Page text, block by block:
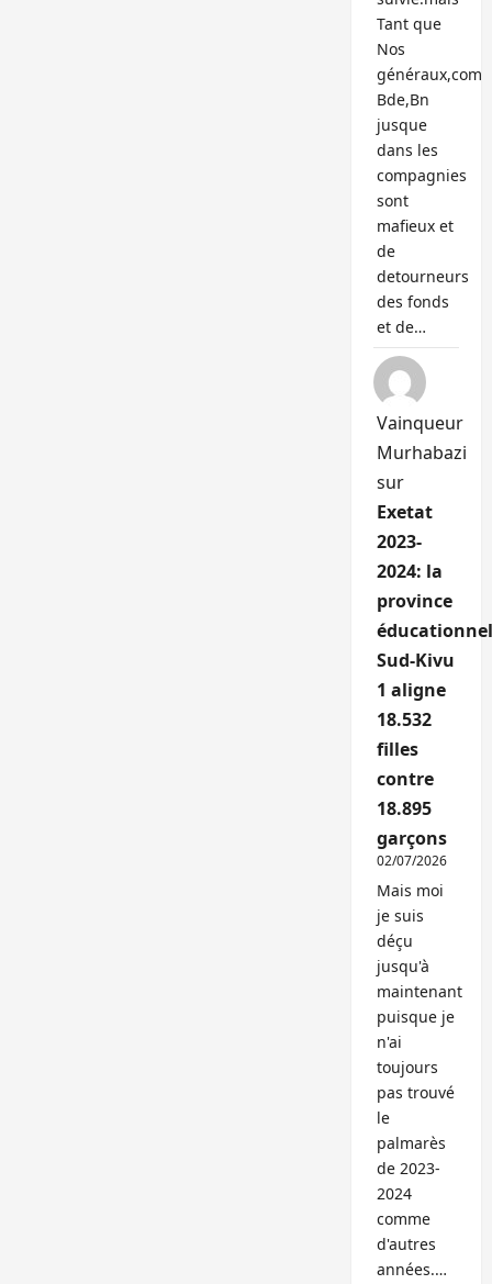
Tant que
Nos
généraux,com
Bde,Bn
jusque
dans les
compagnies
sont
mafieux et
de
detourneurs
des fonds
et de…
Vainqueur
Murhabazi
sur
Exetat
2023-
2024: la
province
Sud-Kivu
1 aligne
18.532
filles
contre
18.895
garçons
02/07/2026
Mais moi
je suis
déçu
jusqu'à
maintenant
puisque je
n'ai
toujours
pas trouvé
le
palmarès
de 2023-
2024
comme
d'autres
années.…